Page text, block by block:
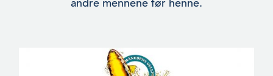
andre mennene før henne.